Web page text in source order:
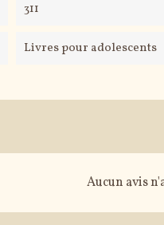
311
Livres pour adolescents
Aucun avis